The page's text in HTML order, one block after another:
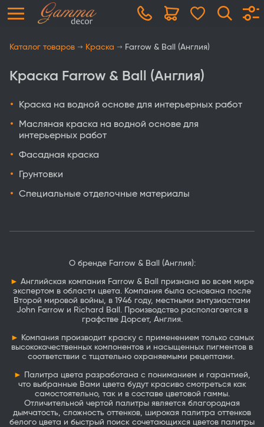
Каталог товаров Краска Farrow & Ball (Англия)
Краска Farrow & Ball (Англия)
Краска на водной основе для интерьерных работ
Масляная краска на водной основе для
интерьерных работ
Фасадная краска
Грунтовки
Специальные отделочные материалы
О бренде Farrow & Ball (Англия):
► Английская компания Farrow & Ball признана во всем мире
экспертом в области цвета. Компания была основана после
Второй мировой войны, в 1946 году, местными энтузиастами
John Farrow и Richard Ball. Производство располагается в
графстве Дорсет, Англия.
►
Компания производит краску с применением только самых
высококачественных компонентов и насыщенных пигментов в
соответствии с тщательно охраняемыми рецептами.
►
Палитра цвета разработана с пониманием и гарантией,
что выбранные Вами цвета будут красиво смотреться как
самостоятельно, так и в составе цветовой гаммы.
Отличительной чертой палитры является благородная
дымчатость, сложность оттенков, широкая палитра оттенков
белого цвета и быстрый поиск сочетающихся цветов палитры